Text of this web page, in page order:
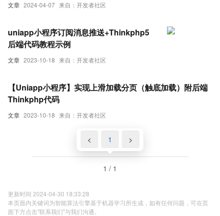
文章 2024-04-07 来自：开发者社区
文章 2023-10-18 来自：开发者社区
uniapp小程序订阅消息推送+Thinkphp5
后端代码教程示例
文章 2023-10-18 来自：开发者社区
【Uniapp小程序】实现上滑加载分页（触底加载）附后端
Thinkphp代码
< 1 >
1 / 1
更新时间 2024-04-30 18:33:28
本页面内关键词为智能算法引擎基于机器学习所生成，如有任何问题，可在页
面下方点击"联系我们"与我们沟通。